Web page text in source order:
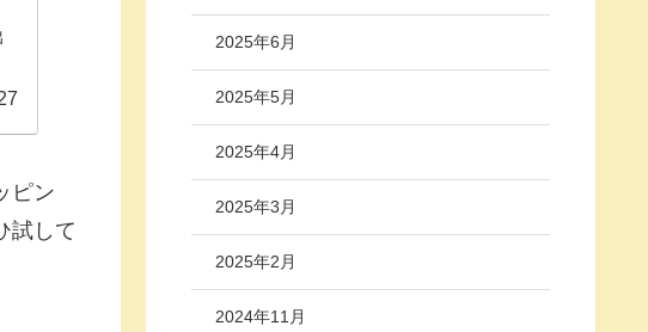
ピン
試して
2025年6月
2025年5月
2025年4月
2025年3月
2025年2月
2024年11月